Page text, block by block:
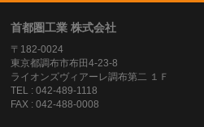
首都圏工業 株式会社
〒182-0024
東京都調布市布田4-23-8
ライオンズヴィアーレ調布第二 １Ｆ
TEL : 042-489-1118
FAX : 042-488-0008